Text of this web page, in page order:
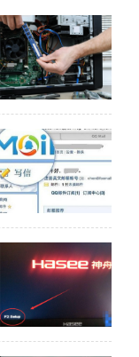
U盘重装系统